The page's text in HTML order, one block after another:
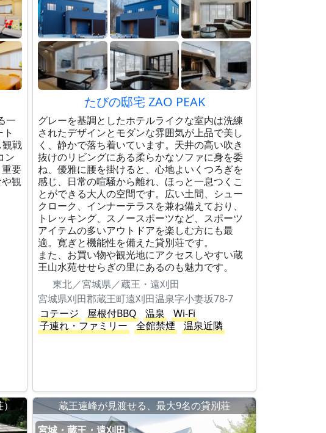
一
戦
ン
要
観
たびの邸宅 ZAO PEAK
グレーを基調としたホテルライクな室内は洗練
されたデザインとモダンな雰囲気が上品で美し
く、静かで落ち着いています。天井の高い吹き
抜けのリビングにある柔らかなソファに身を委
ね、優雅に腰を掛けると、心地よいくつろぎを
感じ、日常の喧騒から離れ、ほっと一息つくこ
とができる大人の空間です。広い土間、シュー
クローク、インナーテラスを兼ね備えており、
トレッキング、スノースポーツなど、スポーツ
アイテムの多いアウトドアを楽しむ方にも最
適。寛ぎと機能性を備えた貸別荘です。
また、お買い物や観光地にアクセスしやすい蔵
王山水苑せせらぎの里にあるのも魅力です。
東北／宮城県／蔵王・遠刈田
宮城県刈田郡蔵王町遠刈田温泉字小妻坂78-7
コテージ
屋根付BBQ 温泉
Wi-Fi
子連れ・ファミリー
全館禁煙 温泉近隣
蔵王連峰が見渡せる、最大9名の貸別荘
宮城・蔵王・遠刈田